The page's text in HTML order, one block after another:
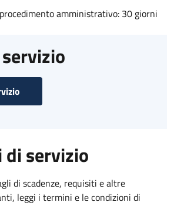
amministrativo: 30 giorni
di servizio
di scadenze, requisiti e altre
leggi i termini e le condizioni di